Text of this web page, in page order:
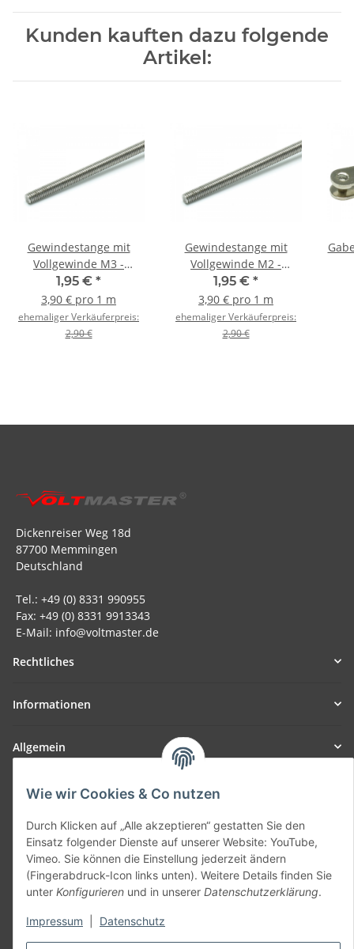
Wie wir Cookies & Co nutzen
Durch Klicken auf „Alle akzeptieren“ gestatten Sie den
Einsatz folgender Dienste auf unserer Website: YouTube,
Vimeo. Sie können die Einstellung jederzeit ändern
(Fingerabdruck-Icon links unten). Weitere Details finden Sie
unter Konfigurieren und in unserer Datenschutzerklärung.
Impressum Datenschutz
Kunden kauften dazu folgende
Artikel:
Gewindestange mit
Vollgewinde M3 -
500mm
1,95 € *
3,90 € pro 1 m
ehemaliger Verkäuferpreis:
2,90 €
Gewindestange mit
Vollgewinde M2 -
500mm
1,95 € *
3,90 € pro 1 m
ehemaliger Verkäuferpreis:
2,90 €
Dickenreiser Weg 18d
87700 Memmingen
Deutschland
Tel.: +49 (0) 8331 990955
Fax: +49 (0) 8331 9913343
E-Mail: info@voltmaster.de
Rechtliches
Informationen
Allgemein
Teil unseres Netzwerks:
Vertrag widerrufen